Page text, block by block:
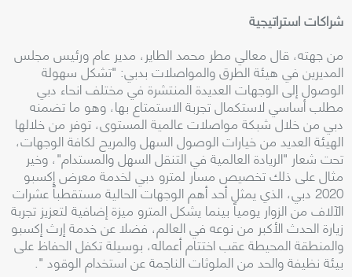
شراكات استراتيجية
من جهته، قال معالي مطر محمد الطاير، مدير عام ورئيس مجلس
المديرين في هيئة الطرق والمواصلات بدبي: "تشكل سهولة
الوصول إلى الوجهات العديدة المنتشرة في مختلف انحاء دبي
مطلب أساسي لاستكمال تجربة الاستمتاع بها، وهو ما تضمنه
دبي من خلال شبكة مواصلات عالمية المستوى، توفر من خلالها
الهيئة العديد من خيارات الوصول السهل والمريح لكافة الوجهات،
تحت شعار "الريادة العالمية في التنقل السهل والمستدام"، وخير
مثال على ذلك تخصيص مسار لمترو دبي لخدمة معرض إكسبو
2020 دبي، الذي يمثل أحد أهم الوجهات الحالية مستقطباً عشرات
الآلاف من الزوار يومياً بينما يشكل المترو ميزة إضافية لتعزيز تجربة
زيارة الحدث الأكبر من نوعه في العالم، فضلا عن خدمة إرث إكسبو
والمنطقة المحيطة عقب اختتام أعماله، بوسيلة تكفل الحفاظ على
بيئة نظيفة والحد من الملوثات الناجمة عن استخدام الوقود ".